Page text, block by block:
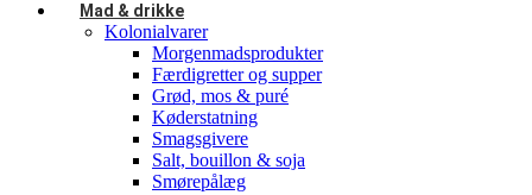
Mad & drikke
Kolonialvarer
Morgenmadsprodukter
Færdigretter og supper
Grød, mos & puré
Køderstatning
Smagsgivere
Salt, bouillon & soja
Smørepålæg